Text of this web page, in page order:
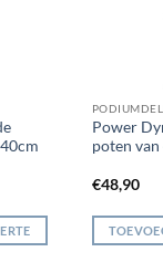
Power
poten
€48,90